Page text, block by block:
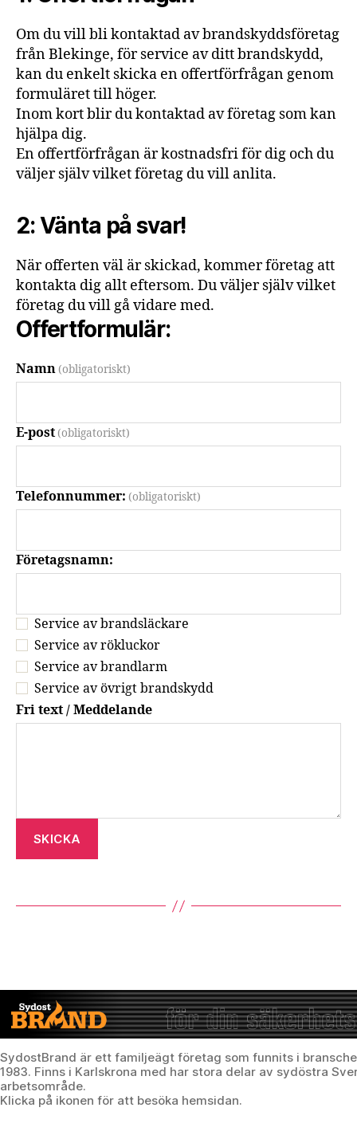
Om du vill bli kontaktad av brandskyddsföretag
från Blekinge, för service av ditt brandskydd,
kan du enkelt skicka en offertförfrågan genom
formuläret till höger.
Inom kort blir du kontaktad av företag som kan
hjälpa dig.
En offertförfrågan är kostnadsfri för dig och du
väljer själv vilket företag du vill anlita.
2: Vänta på svar!
När offerten väl är skickad, kommer företag att
kontakta dig allt eftersom. Du väljer själv vilket
företag du vill gå vidare med.
Offertformulär:
Namn (obligatoriskt)
E-post (obligatoriskt)
Telefonnummer: (obligatoriskt)
Företagsnamn:
Service av brandsläckare
Service av rökluckor
Service av brandlarm
Service av övrigt brandskydd
Fri text / Meddelande
SKICKA
SydostBrand är ett familjeägt företag som funnits i
1983. Finns i Karlskrona med har stora delar av sydöstra
arbetsområde.
Klicka på ikonen för att besöka hemsidan.